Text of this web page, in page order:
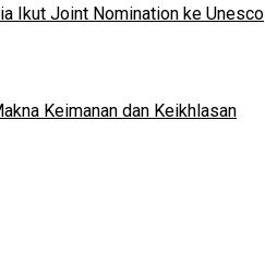
Ikut Joint Nomination ke Unesco
Keimanan dan Keikhlasan